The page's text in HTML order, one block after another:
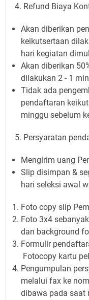
4. Refund Biaya
Akan diberikan
keikutsertaan
hari kegiatan
Akan diberikan
dilakukan 2 - 1
Tidak ada
pendaftaran
minggu sebelum
5. Persyaratan
Mengirim uang
Slip disimpan &
hari seleksi awal
Foto copy slip
Foto 3x4
dan background
Formulir
Fotocopy kartu
Pengumpulan
melalui fax ke
dibawa pada saat